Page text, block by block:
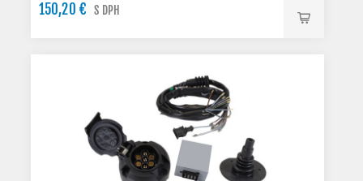
150,20 € S DPH